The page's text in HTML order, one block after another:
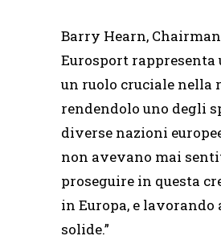
Barry Hearn,
Eurosport
un ruolo cruciale nella
rendendolo uno degli
diverse nazioni
non avevano mai
proseguire in questa
in Europa, e
solide.”